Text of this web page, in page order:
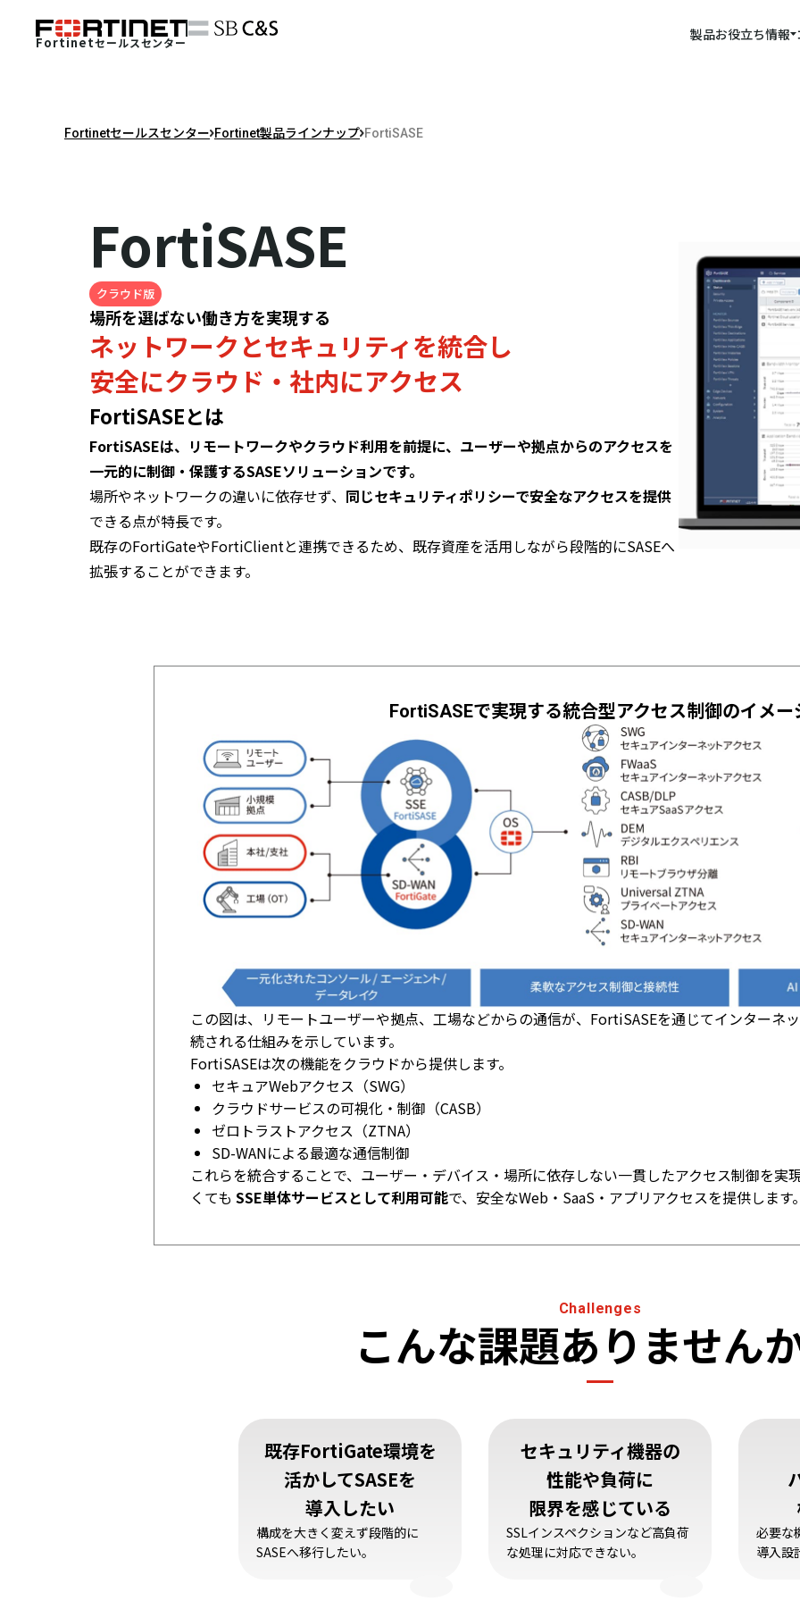
Fortinetセールスセンター 製品お役立ち情報
Fortinetセールスセンター Fortinet製品ラインナップ FortiSASE
FortiSASE
クラウド版
場所を選ばない働き方を実現する
ネットワークとセキュリティを統合し
安全にクラウド・社内にアクセス
FortiSASEとは
FortiSASEは、リモートワークやクラウド利用を前提に、ユーザーや拠点からのアクセスを
一元的に制御・保護するSASEソリューションです。
場所やネットワークの違いに依存せず、 同じセキュリティポリシーで安全なアクセスを提供
できる点が特長です。
既存のFortiGateやFortiClientと連携できるため、既存資産を活用しながら段階的にSASEへ
拡張することができます。
FortiSASEで実現する統合型アクセス制御のイメー
この図は、リモートユーザーや拠点、工場などからの通信が、FortiSASEを通じてインターネ
続される仕組みを示しています。
FortiSASEは次の機能をクラウドから提供します。
セキュアWebアクセス（SWG）
クラウドサービスの可視化・制御（CASB）
ゼロトラストアクセス（ZTNA）
SD-WANによる最適な通信制御
これらを統合することで、ユーザー・デバイス・場所に依存しない一貫したアクセス制御を実
くても SSE単体サービスとして利用可能で、安全なWeb・SaaS・アプリアクセスを提供します
Challenges
こんな課題ありません
既存FortiGate環境を
活かしてSASEを
導入したい
構成を大きく変えず段階的に
SASEへ移行したい。
セキュリティ機器の
性能や負荷に
限界を感じている
SSLインスペクションなど高負荷
な処理に対応できない。
必要な
導入設